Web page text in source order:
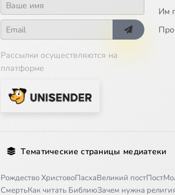
Рассылки осуществляются на
платформе
Им
Тематические страницы медиатеки
Рождество ХристовоПасхаВеликий постПост
СмертьКак читать БиблиюЗачем нужна